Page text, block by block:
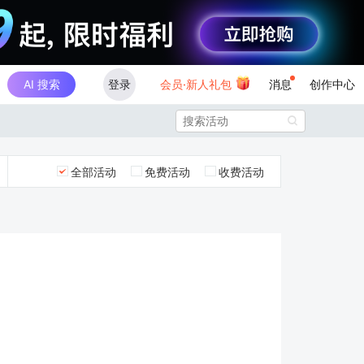
AI 搜索 登录 会员·新人礼包 消息 创作中心

全部活动 免费活动 收费活动